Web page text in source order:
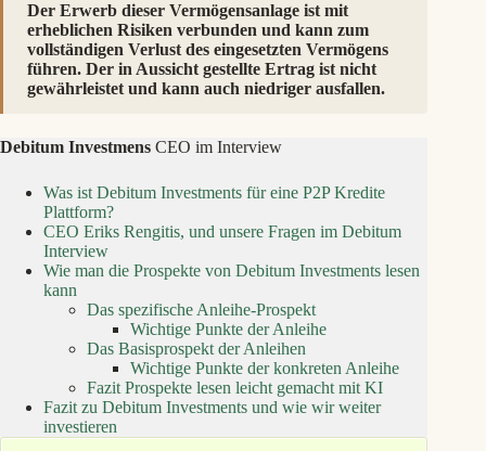
Der Erwerb dieser Vermögensanlage ist mit
erheblichen Risiken verbunden und kann zum
vollständigen Verlust des eingesetzten Vermögens
führen. Der in Aussicht gestellte Ertrag ist nicht
gewährleistet und kann auch niedriger ausfallen.
Debitum Investmens CEO im Interview
Was ist Debitum Investments für eine P2P Kredite
Plattform?
CEO Eriks Rengitis, und unsere Fragen im Debitum
Interview
Wie man die Prospekte von Debitum Investments lesen
kann
Das spezifische Anleihe-Prospekt
Wichtige Punkte der Anleihe
Das Basisprospekt der Anleihen
Wichtige Punkte der konkreten Anleihe
Fazit Prospekte lesen leicht gemacht mit KI
Fazit zu Debitum Investments und wie wir weiter
investieren